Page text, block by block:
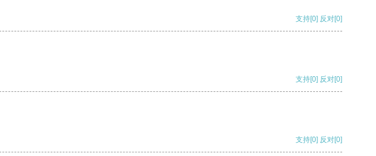
支持[0] 反对[0]
支持[0] 反对[0]
支持[0] 反对[0]